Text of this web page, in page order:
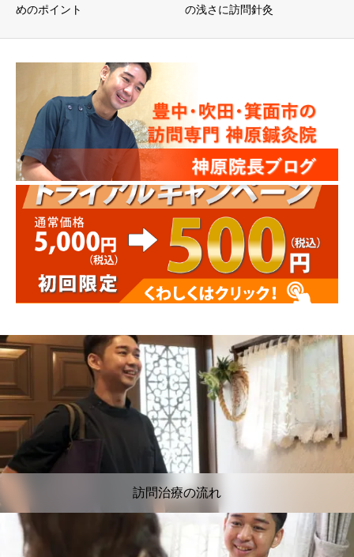
めのポイント
の浅さに訪問針灸
訪問治療の流れ